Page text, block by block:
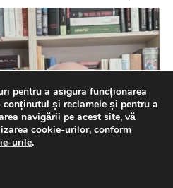
pentru a asigura funcționarea
și reclamele și pentru a
navigării pe acest site, vă
cookie-urilor, conform
urile.